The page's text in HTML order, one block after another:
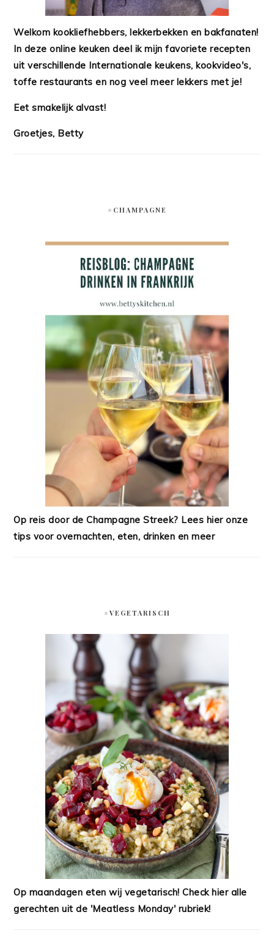
Welkom kookliefhebbers, lekkerbekken en bakfanaten!
In deze online keuken deel ik mijn favoriete recepten
uit verschillende Internationale keukens, kookvideo's,
toffe restaurants en nog veel meer lekkers met je!
Eet smakelijk alvast!
Groetjes, Betty
#CHAMPAGNE
Op reis door de Champagne Streek? Lees hier onze
tips voor overnachten, eten, drinken en meer
#VEGETARISCH
Op maandagen eten wij vegetarisch! Check hier alle
gerechten uit de 'Meatless Monday' rubriek!